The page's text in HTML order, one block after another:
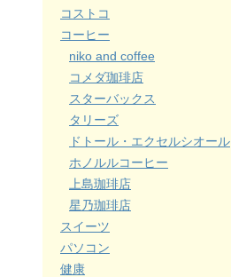
コストコ
コーヒー
niko and coffee
コメダ珈琲店
スターバックス
タリーズ
ドトール・エクセルシオール
ホノルルコーヒー
上島珈琲店
星乃珈琲店
スイーツ
パソコン
健康